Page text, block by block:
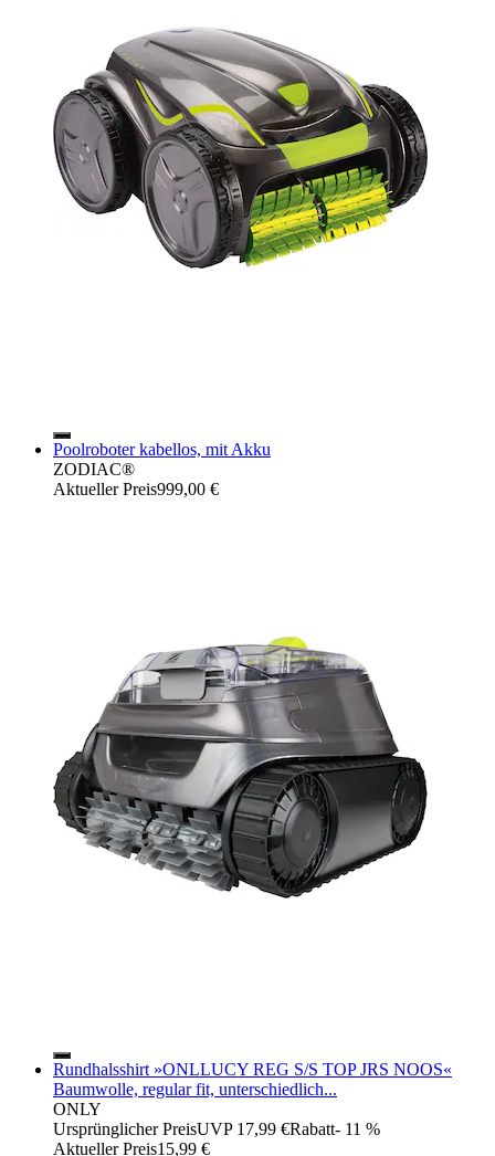
Poolroboter kabellos, mit Akku
ZODIAC®
Aktueller Preis999,00 €
Rundhalsshirt »ONLLUCY REG S/S TOP JRS NOOS«
Baumwolle, regular fit, unterschiedlich...
ONLY
Ursprünglicher PreisUVP 17,99 €Rabatt- 11 %
Aktueller Preis15,99 €